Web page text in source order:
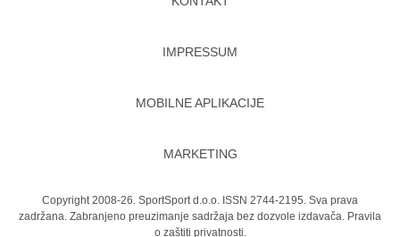
IMPRESSUM
MOBILNE APLIKACIJE
MARKETING
Copyright 2008-26. SportSport d.o.o. ISSN 2744-2195. Sva prava
zadržana. Zabranjeno preuzimanje sadržaja bez dozvole izdavača. Pravila
o zaštiti privatnosti.